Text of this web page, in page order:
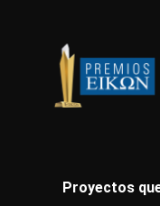
contenido
Proyectos